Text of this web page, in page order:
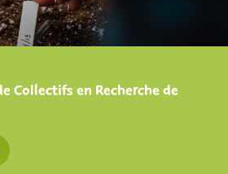
Collectifs en Recherche de